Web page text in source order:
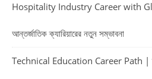
Hospitality Industry Career with
আন্তর্জাতিক ক্যারিয়ারের নতুন সম্ভাবনা
Technical Education Career Path |